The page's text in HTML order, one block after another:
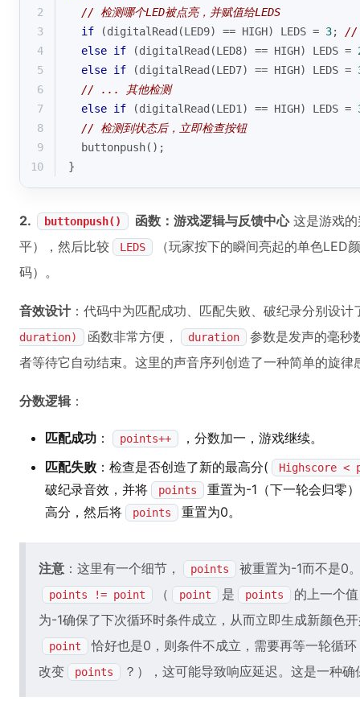
2
// 检测哪个LED被点亮，并赋值给LEDS
3
if (digitalRead (LED9) == HIGH) LEDS = 3; //
4
else if (digitalRead (LED8) == HIGH) LEDS =
5
else if (digitalRead (LED7) == HIGH) LEDS =
6
// ... 其他检测
7
else if (digitalRead (LED1) == HIGH) LEDS =
8
// 检测到状态后，立即检查按钮
9
buttonpush();
10
}
2. buttonpush() 函数：游戏逻辑与反馈中心这是游戏的
平），然后比较
LEDS
（玩家按下的瞬间亮起的单色LED
码）。
音效设计：代码中为匹配成功、匹配失败、破纪录分别设计
duration) 函数非常方便， duration
参数是发声的毫秒
者等待它自动结束。这里的声音序列创造了一种简单的旋律
分数逻辑：
匹配成功 ： points++
，分数加一，游戏继续。
匹配失败 ：检查是否创造了新的最高分( Highscore <
破纪录音效，并将 points
重置为-1（下一轮会归零
高分，然后将
points 重置为0。
注意 ：这里有一个细节， points 被重置为-1而不是0
points != point （ point 是 points
的上一个
为-1确保了下次循环时条件成立，从而立即生成新颜色
point
恰好也是0，则条件不成立，需要再等一轮循
改变
points ？），这可能导致响应延迟。这是一种